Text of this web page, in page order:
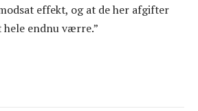
effekt, og at de her afgifter
endnu værre.”